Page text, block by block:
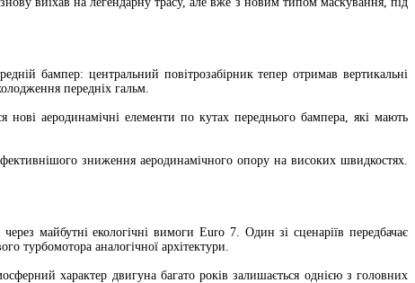
бампер: центральний повітрозабірник тепер отримав вертикальні
передніх гальм.
аеродинамічні елементи по кутах переднього бампера, які мають
зниження аеродинамічного опору на високих швидкостях.
майбутні екологічні вимоги Euro 7. Один зі сценаріїв передбачає
турбомотора аналогічної архітектури.
характер двигуна багато років залишається однією з головних